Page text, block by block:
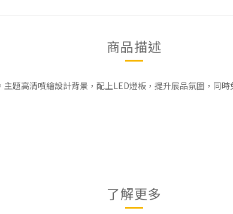
商品描述
題高清噴繪設計背景，配上LED燈板，提升展品氛圍，同時
了解更多